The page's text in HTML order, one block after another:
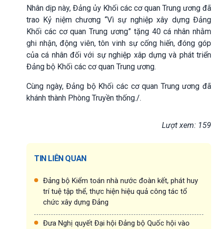
Nhân dịp này, Đảng ủy Khối các cơ quan Trung ương đã
trao Kỷ niệm chương “Vì sự nghiệp xây dựng Đảng
Khối các cơ quan Trung ương” tặng 40 cá nhân nhằm
ghi nhận, động viên, tôn vinh sự cống hiến, đóng góp
của cá nhân đối với sự nghiệp xâp dựng và phát triển
Đảng bộ Khối các cơ quan Trung ương.
Cùng ngày, Đảng bộ Khối các cơ quan Trung ương đã
khánh thành Phòng Truyền thống./.
Lượt xem: 159
TIN LIÊN QUAN
Đảng bộ Kiểm toán nhà nước đoàn kết, phát huy
trí tuệ tập thể, thực hiện hiệu quả công tác tổ
chức xây dựng Đảng
Đưa Nghị quyết Đại hội Đảng bộ Quốc hội vào